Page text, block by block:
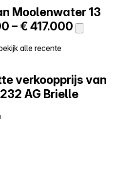
Moolenwater 13
– € 417.000
alle recente
verkoopprijs van
AG Brielle